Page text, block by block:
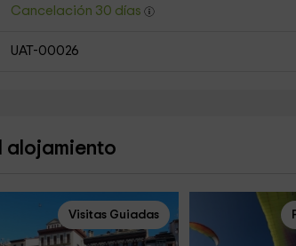
Cancelación 30 días
UAT-00026
alojamiento
Visitas Guiadas